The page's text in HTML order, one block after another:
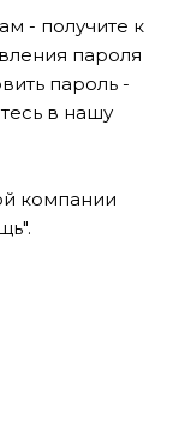
- получите к
пароля
пароль -
в нашу
компании